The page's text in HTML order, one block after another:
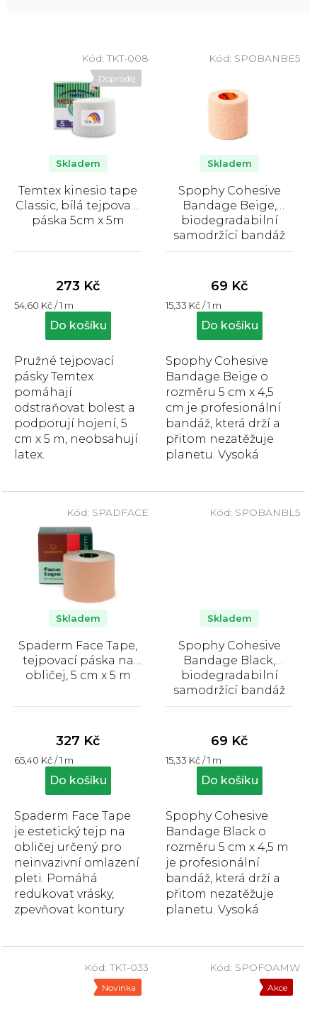
u
Doprodej
Temtex kinesio tape
Classic, bílá tejpovací
páska 5cm x 5m
produktu
5,0
Skladem
273 Kč
Měrná
54,60 Kč / 1 m
Do košíku
Pružné tejpovací
pásky Temtex
pomáhají
odstraňovat bolest a
podporují hojení, 5
cm x 5 m, neobsahují
latex.
Kód:TKT-008
Spophy Cohesive
Bandage Beige,
biodegradabilní
samodržící bandáž
produktu
5,0
Skladem
69 Kč
Měrná
15,33 Kč / 1 m
Do košíku
Spophy Cohesive
Bandage Beige o
rozměru 5 cm x 4,5
cm je profesionální
bandáž, která drží a
přitom nezatěžuje
planetu. Vysoká
Kód: SPOBANBE5
Spaderm Face Tape,
tejpovací páska na
obličej, 5 cm x 5 m
produktu
4,8
Skladem
327 Kč
Měrná
65,40 Kč / 1 m
Do košíku
Spaderm Face Tape
je estetický tejp na
obličej určený pro
neinvazivní omlazení
pleti. Pomáhá
redukovat vrásky,
zpevňovat kontury
Kód: SPADFACE
Spophy Cohesive
Bandage Black,
biodegradabilní
samodržící bandáž
produktu
5,0
Skladem
69 Kč
Měrná
15,33 Kč / 1 m
Do košíku
Spophy Cohesive
Bandage Black o
rozměru 5 cm x 4,5 m
je profesionální
bandáž, která drží a
přitom nezatěžuje
planetu. Vysoká
Kód: SPOBANBL5
Novinka
Kód:TKT-033
Akce
Kód: SPOFOAMW